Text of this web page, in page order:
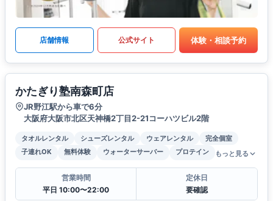
店舗情報 公式サイト 体験・相談予約
かたぎり塾南森町店
JR野江駅から車で6分
大阪府大阪市北区天神橋2丁目2-21コーハツビル2階
タオルレンタル シューズレンタル ウェアレンタル
完全個室
子連れOK
無料体験 ウォーターサーバー プロテイン もっと見る
営業時間
平日 10:00〜22:00
定休日
要確認